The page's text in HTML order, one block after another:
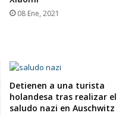
08 Ene, 2021
Detienen a una turista
holandesa tras realizar el
saludo nazi en Auschwitz